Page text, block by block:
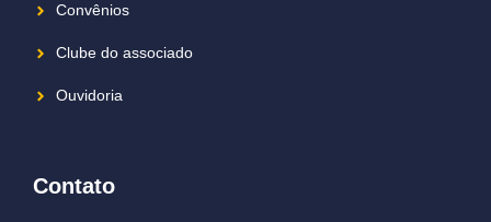
Convênios
Clube do associado
Ouvidoria
Contato